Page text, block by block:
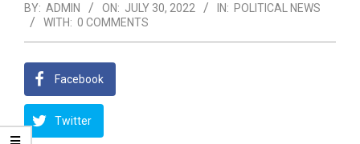
BY: ADMIN ON: JULY 30, 2022 IN: POLITICAL NEWS
WITH: 0 COMMENTS
Facebook
Twitter